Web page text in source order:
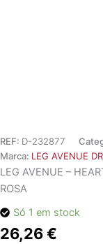
REF: D-232877
Marca: LEG AVENUE
LEG AVENUE –
ROSA
Só 1 em stock
26,26€